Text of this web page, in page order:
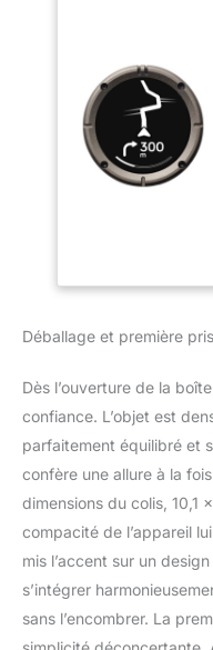
Déballage et première
Dès l’ouverture de la
confiance. L’objet est
parfaitement équilibré et
confère une allure à la
dimensions du colis, 10,1
compacité de l’appareil
mis l’accent sur un
s’intégrer
sans l’encombrer. La